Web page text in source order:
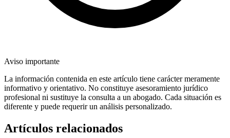
Aviso importante
La información contenida en este artículo tiene carácter meramente
informativo y orientativo. No constituye asesoramiento jurídico
profesional ni sustituye la consulta a un abogado. Cada situación es
diferente y puede requerir un análisis personalizado.
Artículos relacionados